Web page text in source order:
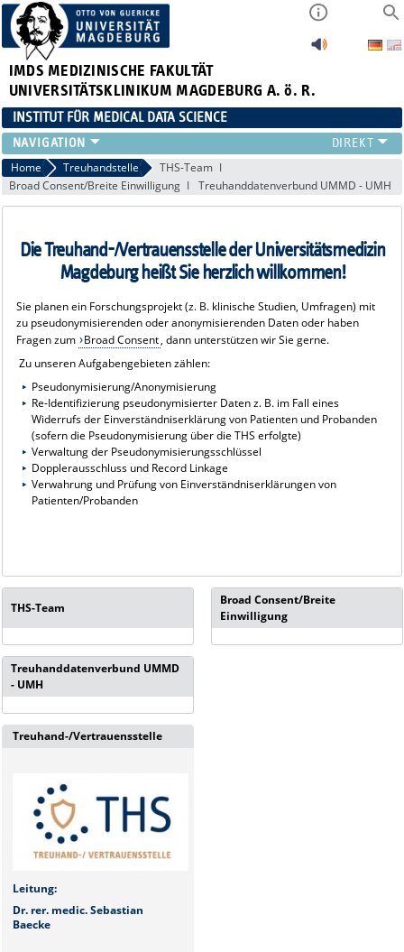
IMDS MEDIZINISCHE FAKULTÄT
UNIVERSITÄTSKLINIKUM MAGDEBURG A. ö. R.
INSTITUT FÜR MEDICAL DATA SCIENCE
FORSCHUNG
TEAM
PROJEKTE & PUBLIKATIONEN
ABSCHLUSSARBEITEN
CLINICIAN SCIENTISTS
TREUHANDSTELLE
Home Treuhandstelle
THS-Team
Broad Consent/Breite Einwilligung
Treuhanddatenverbund UMMD - UMH
Die Treuhand-/Vertrauensstelle der Universitätsmedizin
Magdeburg heißt Sie herzlich willkommen!
Sie planen ein Forschungsprojekt (z. B. klinische Studien, Umfragen) mit
zu pseudonymisierenden oder anonymisierenden Daten oder haben
Fragen zum Broad Consent, dann unterstützen wir Sie gerne.
Zu unseren Aufgabengebieten zählen:
Pseudonymisierung/Anonymisierung
Re-Identifizierung pseudonymisierter Daten z. B. im Fall eines
Widerrufs der Einverständniserklärung von Patienten und Probanden
(sofern die Pseudonymisierung über die THS erfolgte)
Verwaltung der Pseudonymisierungsschlüssel
Dopplerausschluss und Record Linkage
Verwahrung und Prüfung von Einverständniserklärungen von
Patienten/Probanden
THS-Team
Broad Consent/Breite
Einwilligung
Treuhanddatenverbund UMMD
- UMH
Treuhand-/Vertrauensstelle
Leitung:
Dr. rer. medic. Sebastian
Baecke